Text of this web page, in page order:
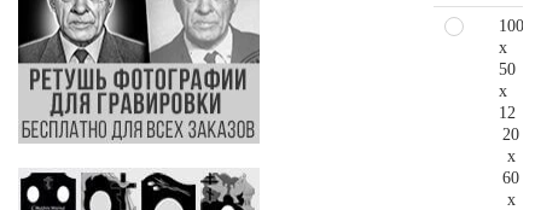
100
x
50
x
12
20
x
60
x